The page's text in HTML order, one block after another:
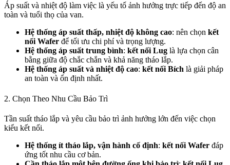
Áp suất và nhiệt độ làm việc là yếu tố ảnh hưởng trực tiếp đến độ an
toàn và tuổi thọ của van.
Hệ thống áp suất thấp, nhiệt độ không cao: nên chọn kết
nối Wafer để tối ưu chi phí và trọng lượng.
Hệ thống áp suất trung bình: kết nối Lug là lựa chọn cân
bằng giữa độ chắc chắn và khả năng tháo lắp.
Hệ thống áp suất và nhiệt độ cao: kết nối Bích là giải pháp
an toàn và ổn định nhất.
2. Chọn Theo Nhu Cầu Bảo Trì
Tần suất tháo lắp và yêu cầu bảo trì ảnh hưởng lớn đến việc chọn
kiểu kết nối.
Hệ thống ít tháo lắp, vận hành cố định: kết nối Wafer đáp
ứng tốt nhu cầu cơ bản.